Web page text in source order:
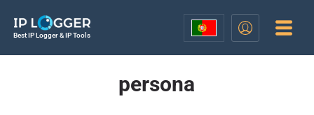
Best IP Logger & IP Tools
persona